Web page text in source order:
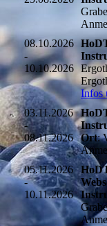
08.10.2026
-
10.10.2026
Infos
03.11.2026
-
08.11.2026
Ort:
05.11.2026
-
10.11.2026